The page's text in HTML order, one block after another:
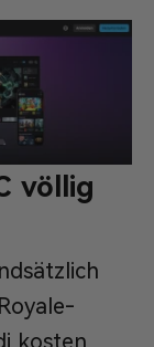
völlig
kosten